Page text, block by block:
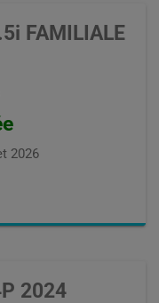
FAMILIALE
2026
2024